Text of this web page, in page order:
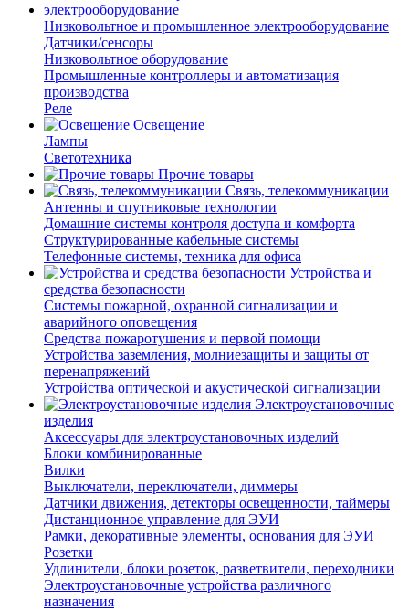
Низковольтное и промышленное электрооборудование
Датчики/сенсоры
Низковольтное оборудование
Промышленные контроллеры и автоматизация
производства
Реле
Освещение
Лампы
Светотехника
Прочие товары
Связь, телекоммуникации
Антенны и спутниковые технологии
Домашние системы контроля доступа и комфорта
Структурированные кабельные системы
Телефонные системы, техника для офиса
Устройства и
средства безопасности
Системы пожарной, охранной сигнализации и
аварийного оповещения
Средства пожаротушения и первой помощи
Устройства заземления, молниезащиты и защиты от
перенапряжений
Устройства оптической и акустической сигнализации
Электроустановочные
изделия
Аксессуары для электроустановочных изделий
Блоки комбинированные
Вилки
Выключатели, переключатели, диммеры
Датчики движения, детекторы освещенности, таймеры
Дистанционное управление для ЭУИ
Рамки, декоративные элементы, основания для ЭУИ
Розетки
Удлинители, блоки розеток, разветвители, переходники
Электроустановочные устройства различного
назначения